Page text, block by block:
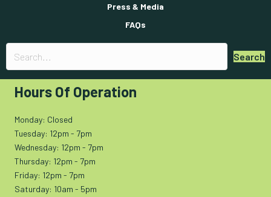
Press & Media
FAQs
Search
Hours Of Operation
Monday: Closed
Tuesday: 12pm - 7pm
Wednesday: 12pm - 7pm
Thursday: 12pm - 7pm
Friday: 12pm - 7pm
Saturday: 10am - 5pm